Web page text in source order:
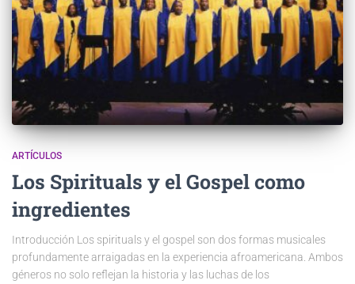
ARTÍCULOS
Los Spirituals y el Gospel como
ingredientes
Introducción Los spirituals y el gospel son dos formas musicales
profundamente arraigadas en la experiencia afroamericana. Ambos
géneros no solo reflejan la historia y las luchas de los